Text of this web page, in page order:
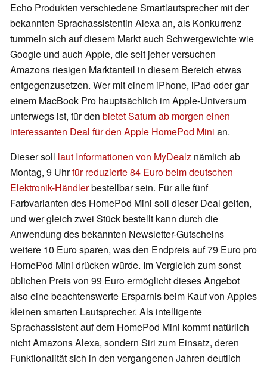
Echo Produkten verschiedene Smartlautsprecher mit der
bekannten Sprachassistentin Alexa an, als Konkurrenz
tummeln sich auf diesem Markt auch Schwergewichte wie
Google und auch Apple, die seit jeher versuchen
Amazons riesigen Marktanteil in diesem Bereich etwas
entgegenzusetzen. Wer mit einem iPhone, iPad oder gar
einem MacBook Pro hauptsächlich im Apple-Universum
unterwegs ist, für den bietet Saturn ab morgen einen
interessanten Deal für den Apple HomePod Mini an.
Dieser soll laut Informationen von MyDealz nämlich ab
Montag, 9 Uhrfür reduzierte 84 Euro beim deutschen
Elektronik-Händlerbestellbar sein. Für alle fünf
Farbvarianten des HomePod Mini soll dieser Deal gelten,
und wer gleich zwei Stück bestellt kann durch die
Anwendung des bekannten Newsletter-Gutscheins
weitere 10 Euro sparen, was den Endpreis auf 79 Euro pro
HomePod Mini drücken würde. Im Vergleich zum sonst
üblichen Preis von 99 Euro ermöglicht dieses Angebot
also eine beachtenswerte Ersparnis beim Kauf von Apples
kleinen smarten Lautsprecher. Als intelligente
Sprachassistent auf dem HomePod Mini kommt natürlich
nicht Amazons Alexa, sondern Siri zum Einsatz, deren
Funktionalität sich in den vergangenen Jahren deutlich